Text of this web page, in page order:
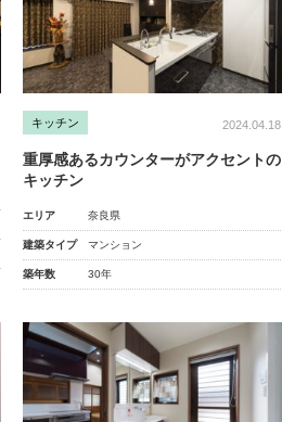
キッチン 2024.04.18
重厚感あるカウンターがアクセントの
キッチン
エリア 奈良県
建築タイプ マンション
築年数 30年